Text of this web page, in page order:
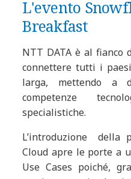
L'evento
Breakfast
NTT DATA è al fianco
connettere tutti i
larga, mettendo a
competenze
specialistiche.
L’introduzione della
Cloud apre le porte a
Use Cases poiché,